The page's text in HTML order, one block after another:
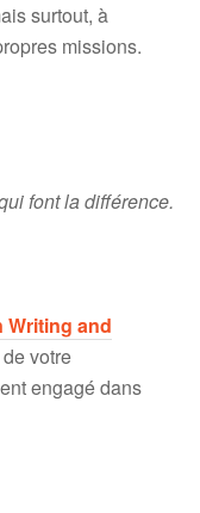
surtout, à
missions.
font la différence.
Writing and
votre
engagé dans